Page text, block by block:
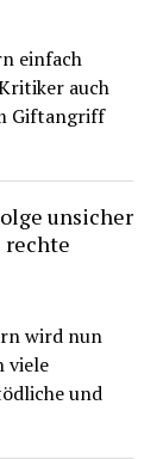
einfach
auch
Giftangriff
unsicher
rechte
wird nun
viele
und